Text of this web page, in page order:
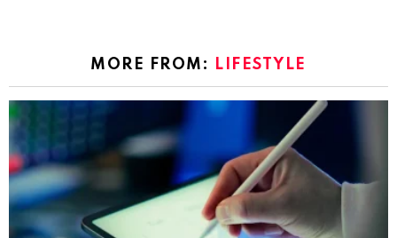
MORE FROM: LIFESTYLE